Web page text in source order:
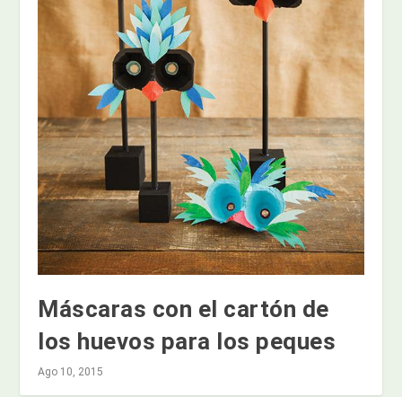
Máscaras con el cartón de
los huevos para los peques
Ago 10, 2015